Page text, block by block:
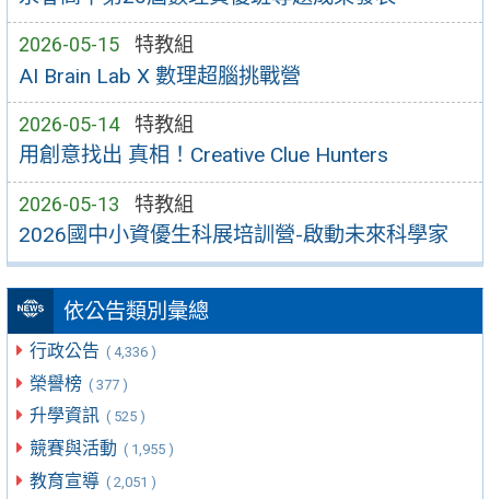
2026-05-15 特教組
AI Brain Lab X 數理超腦挑戰營
2026-05-14 特教組
用創意找出 真相！Creative Clue Hunters
2026-05-13 特教組
2026國中小資優生科展培訓營-啟動未來科學家
依公告類別彙總
行政公告 ( 4,336 )
榮譽榜 ( 377 )
升學資訊 ( 525 )
競賽與活動 ( 1,955 )
教育宣導 ( 2,051 )